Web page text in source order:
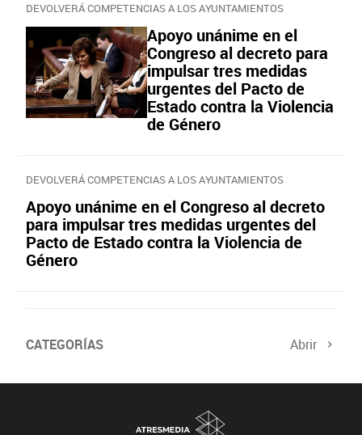
DEVOLVERÁ COMPETENCIAS A LOS AYUNTAMIENTOS
Apoyo unánime en el
Congreso al decreto para
impulsar tres medidas
urgentes del Pacto de
Estado contra la Violencia
de Género
DEVOLVERÁ COMPETENCIAS A LOS AYUNTAMIENTOS
Apoyo unánime en el Congreso al decreto
para impulsar tres medidas urgentes del
Pacto de Estado contra la Violencia de
Género
CATEGORÍAS Abrir